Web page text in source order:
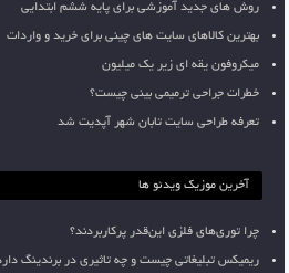
روش های جدید آموزشی برای پایه ششم ابتدایی
بهترین کالاهای سایت های چینی برای خرید و واردات
میکروفون یقه ای زیر یک میلیون
خطرات جراحی ترمیمی بینی چیست؟
تعرفه طراحی سایت تابان شهر آپدیت شد
آخرین موزیک ویدئو ها
چرا توری‌های فلزی این‌قدر پرکاربردند؟
ریمیکس تبلیغاتی چیست و چه تاثیری در برندینگ